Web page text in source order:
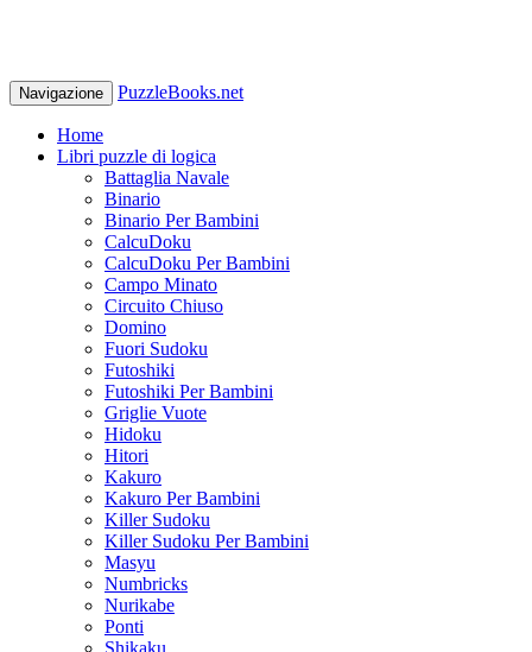
Navigazione PuzzleBooks.net
Home
Libri puzzle di logica
Battaglia Navale
Binario
Binario Per Bambini
CalcuDoku
CalcuDoku Per Bambini
Campo Minato
Circuito Chiuso
Domino
Fuori Sudoku
Futoshiki
Futoshiki Per Bambini
Griglie Vuote
Hidoku
Hitori
Kakuro
Kakuro Per Bambini
Killer Sudoku
Killer Sudoku Per Bambini
Masyu
Numbricks
Nurikabe
Ponti
Shikaku